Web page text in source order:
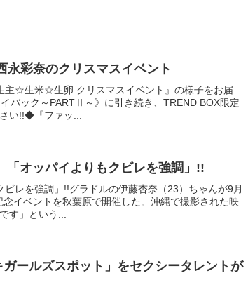
永彩奈のクリスマスイベント
主☆生米☆生卵 クリスマスイベント』の様子をお届
バック～PARTⅡ～》に引き続き、TREND BOX限定
い!!◆『ファッ...
「オッパイよりもクビレを強調」!!
レを強調」!!グラドルの伊藤杏奈（23）ちゃんが9月
イベントを秋葉原で開催した。沖縄で撮影された映
す」という...
ールズスポット」をセクシータレントが